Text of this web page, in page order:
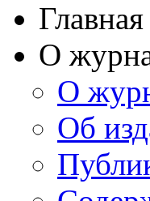
Главная
О
О
Об